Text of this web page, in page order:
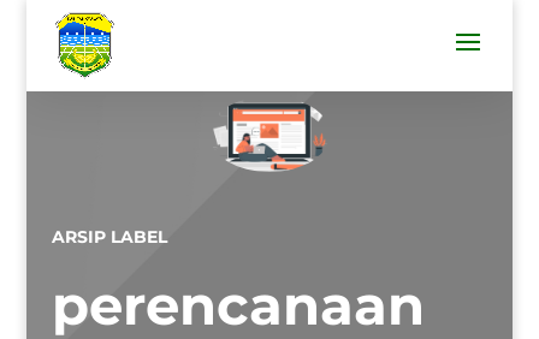
ARSIP LABEL
perencanaan